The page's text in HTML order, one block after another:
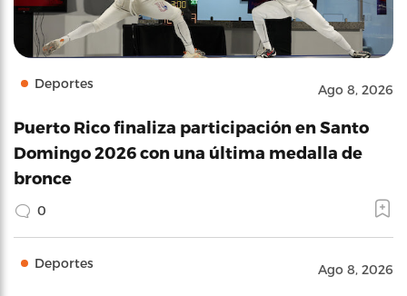
Deportes Ago 8, 2026
Puerto Rico finaliza participación en Santo
Domingo 2026 con una última medalla de
bronce
0
Deportes Ago 8, 2026